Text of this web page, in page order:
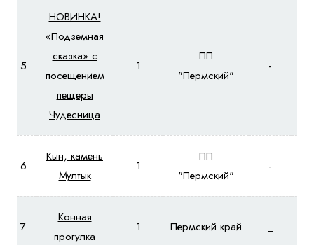
5
НОВИНКА!
«Подземная
сказка» с
посещением
пещеры
Чудесница
1
ПП
"Пермский"
-
6
Кын, камень
Мултык
1
ПП
"Пермский"
-
7
Конная
прогулка
1 Пермский край